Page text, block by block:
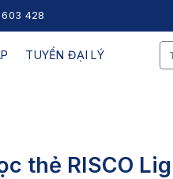
603 428
TUYỂN ĐẠI LÝ
thẻ RISCO